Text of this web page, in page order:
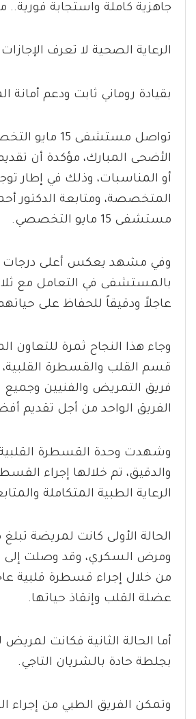
جاهزية كاملة واستجابة فورية.. مستشفى 15 مايو تنقذ مرضى
الرعاية الصحية لا تعرف الإجازات..
بقيادة روماني ثابت ودعم أمانة
تواصل
الأضحى المبارك، مؤكدة أن
أو المناسبات، وذلك في إطار
المتخصصة، ومتابعة الدكتور
مستشفى 15 مايو التخصصي.
وفي مشهد يعكس أعلى درجات
بالمستشفى في التعامل مع
عاجلاً ودقيقاً للحفاظ على
وجاء هذا النجاح ثمرة للتعاون
قسم القلب والقسطرة القلبية،
فريق التمريض والفنيين وجميع
الفريق الواحد من أجل تقديم
وشهدت وحدة القسطرة
والدقيق، تم خلالها إجراء
الرعاية الطبية المتكاملة
ومرض السكري، وقد وصلت إلى
من خلال إجراء قسطرة قلبية
عضلة القلب وإنقاذ حياتها.
أما الحالة الثانية فكانت
بجلطة حادة بالشريان التاجي.
وتمكن الفريق الطبي من إجراء